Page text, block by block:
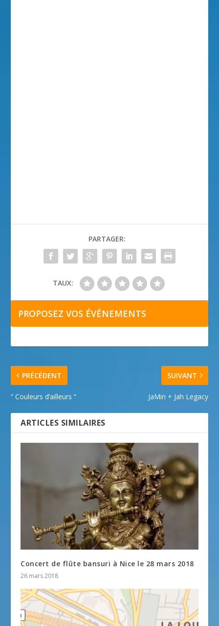
PARTAGER:
TAUX:
PROPOSEZ VOS ÉVÉNEMENTS
PRÉCÉDENT
” Couleurs d’ailleurs “
SUIVANT
JaMin + Jah Legacy
ARTICLES SIMILAIRES
Concert de flûte bansuri à Nice le 28 mars 2018
26 mars 2018